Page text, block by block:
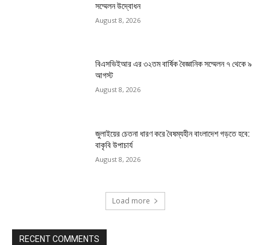
সম্মেলন উদ্বোধন
August 8, 2026
বিএসভিইআর এর ৩২তম বার্ষিক বৈজ্ঞানিক সম্মেলন ৭ থেকে ৯
আগস্ট
August 8, 2026
জুলাইয়ের চেতনা ধারণ করে বৈষম্যহীন বাংলাদেশ গড়তে হবে:
বাকৃবি উপাচার্য
August 8, 2026
Load more
RECENT COMMENTS